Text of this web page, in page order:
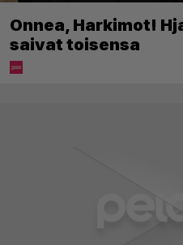
Onnea, Harkimot!
saivat toisensa